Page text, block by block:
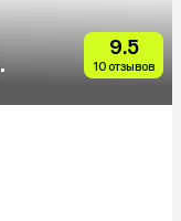
9.5
10 отзывов